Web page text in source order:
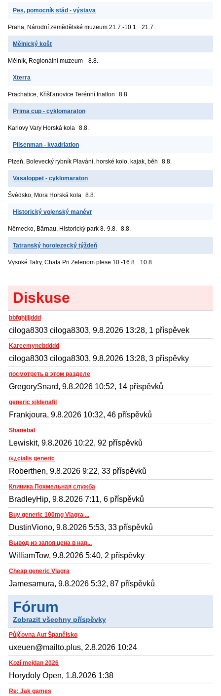
Pes, pomocník stád - výstava
Praha, Národní zemědělské muzeum 21.7.-10.1. 21.7.
Mělnický košt
Mělník, Regionální muzeum 8.8.
Xterra
Prachatice, Křišťanovice Terénní triatlon 8.8.
Prima cup - cyklomaraton
Karlovy Vary Horská kola 8.8.
Pilsenman - kvadriatlon
Plzeň, Bolevecký rybník Plavání, horské kolo, kajak, běh 8.8.
Vasaloppet - cyklomaraton
Švédsko, Mora Horská kola 8.8.
Historický vojenský manévr
Německo, Bärnau, Historický park 8.-9.8. 8.8.
Tatranský horolezecký týždeň
Vysoké Tatry, Chata Pri Zelenom plese 10.-16.8. 10.8.
Diskuse
bbfghjjjjddd
ciloga8303 ciloga8303, 9.8.2026 13:28, 1 příspěvek
Kareemynebdddd
ciloga8303 ciloga8303, 9.8.2026 13:28, 3 příspěvky
посмотреть в этом разделе
GregorySnard, 9.8.2026 10:52, 14 příspěvků
generic sildenafil
Frankjoura, 9.8.2026 10:32, 46 příspěvků
Shanebal
Lewiskit, 9.8.2026 10:22, 92 příspěvků
ï»¿cialis generic
Roberthen, 9.8.2026 9:22, 33 příspěvků
Клиника Похмельная служба
BradleyHip, 9.8.2026 7:11, 6 příspěvků
Buy generic 100mg Viagra ...
DustinViono, 9.8.2026 5:53, 33 příspěvků
Вывод из запоя цена в нар...
WilliamTow, 9.8.2026 5:40, 2 příspěvky
Cheap generic Viagra
Jamesamura, 9.8.2026 5:32, 87 příspěvků
Fórum
Zobrazit všechny příspěvky
Půjčovna Aut Španělsko
uxeuen@mailto.plus, 2.8.2026 10:24
Kozí mejdan 2026
Horydoly Open, 1.8.2026 1:38
Re: Jak games